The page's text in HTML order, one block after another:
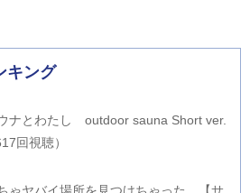
キング
ナとわたし outdoor sauna Short ver.
回視聴）
ゃヤバイ場所を見つけちゃった…【サ